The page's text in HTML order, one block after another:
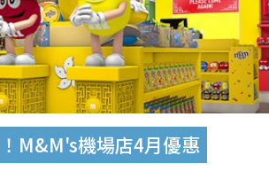
M&M's機場店4月優惠